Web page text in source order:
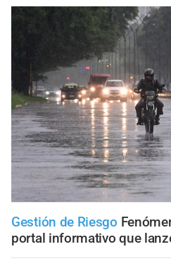
Gestión de Riesgo
portal informativo que